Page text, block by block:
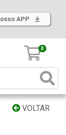
APP
0
VOLTAR